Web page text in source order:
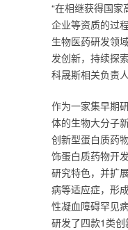
“在相继获得国
企业等资质的过
生物医药研发领
发创新，持续探
科晟斯相关负责人
作为一家集早期
体的生物大分子
创新型蛋白质药
饰蛋白质药物开
研究特色，并扩
病等适应症，形
性凝血障碍罕见
研发了四款1类